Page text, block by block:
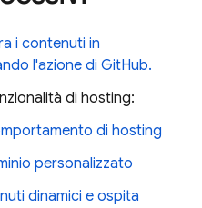
i contenuti in
l'azione di GitHub.
di hosting:
di hosting
personalizzato
dinamici e ospita